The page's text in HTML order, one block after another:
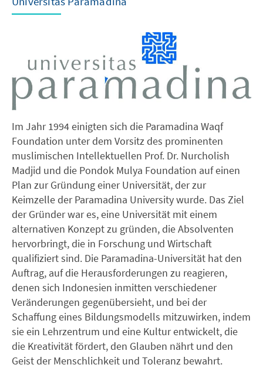
Im Jahr 1994 einigten sich die Paramadina Waqf
Foundation unter dem Vorsitz des prominenten
muslimischen Intellektuellen Prof. Dr. Nurcholish
Madjid und die Pondok Mulya Foundation auf einen
Plan zur Gründung einer Universität, der zur
Keimzelle der Paramadina University wurde. Das Ziel
der Gründer war es, eine Universität mit einem
alternativen Konzept zu gründen, die Absolventen
hervorbringt, die in Forschung und Wirtschaft
qualifiziert sind. Die Paramadina-Universität hat den
Auftrag, auf die Herausforderungen zu reagieren,
denen sich Indonesien inmitten verschiedener
Veränderungen gegenübersieht, und bei der
Schaffung eines Bildungsmodells mitzuwirken, indem
sie ein Lehrzentrum und eine Kultur entwickelt, die
die Kreativität fördert, den Glauben nährt und den
Geist der Menschlichkeit und Toleranz bewahrt.